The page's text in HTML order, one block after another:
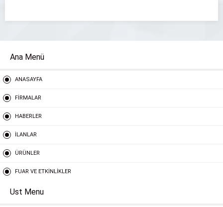
Ana Menü
ANASAYFA
FİRMALAR
HABERLER
İLANLAR
ÜRÜNLER
FUAR VE ETKİNLİKLER
Ust Menu